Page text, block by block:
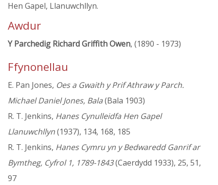
Hen Gapel, Llanuwchllyn.
Awdur
Y Parchedig Richard Griffith Owen, (1890 - 1973)
Ffynonellau
E. Pan Jones, Oes a Gwaith y Prif Athraw y Parch.
Michael Daniel Jones, Bala(Bala 1903)
R. T. Jenkins, Hanes Cynulleidfa Hen Gapel
Llanuwchllyn(1937), 134, 168, 185
R. T. Jenkins, Hanes Cymru yn y Bedwaredd Ganrif ar
Bymtheg, Cyfrol 1, 1789-1843(Caerdydd 1933), 25, 51,
97